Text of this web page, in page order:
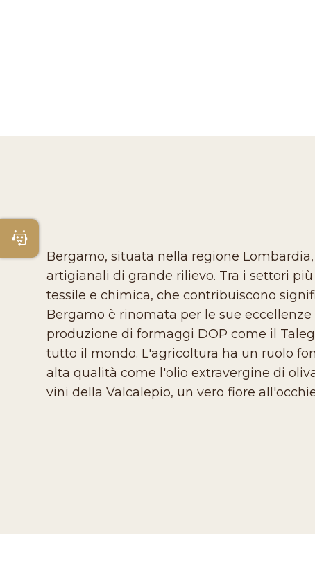
Bergamo, situata nella regione
artigianali di grande rilievo. Tra i settori
tessile e chimica, che contribuiscono
Bergamo è rinomata per le sue
produzione di formaggi DOP come il
tutto il mondo. L'agricoltura ha un ruolo
alta qualità come l'olio extravergine di
vini della Valcalepio, un vero fiore